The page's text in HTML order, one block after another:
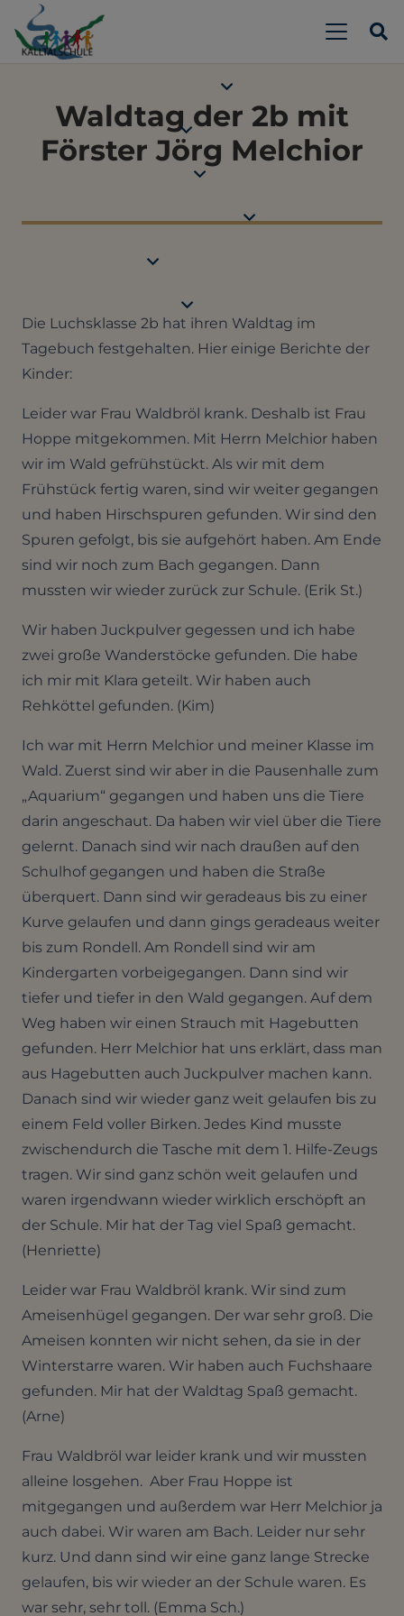
Waldtag der 2b mit
Förster Jörg Melchior
Die Luchsklasse 2b hat ihren Waldtag im
Tagebuch festgehalten. Hier einige Berichte der
Kinder:
Leider war Frau Waldbröl krank. Deshalb ist Frau
Hoppe mitgekommen. Mit Herrn Melchior haben
wir im Wald gefrühstückt. Als wir mit dem
Frühstück fertig waren, sind wir weiter gegangen
und haben Hirschspuren gefunden. Wir sind den
Spuren gefolgt, bis sie aufgehört haben. Am Ende
sind wir noch zum Bach gegangen. Dann
mussten wir wieder zurück zur Schule. (Erik St.)
Wir haben Juckpulver gegessen und ich habe
zwei große Wanderstöcke gefunden. Die habe
ich mir mit Klara geteilt. Wir haben auch
Rehköttel gefunden. (Kim)
Ich war mit Herrn Melchior und meiner Klasse im
Wald. Zuerst sind wir aber in die Pausenhalle zum
„Aquarium“ gegangen und haben uns die Tiere
darin angeschaut. Da haben wir viel über die Tiere
gelernt. Danach sind wir nach draußen auf den
Schulhof gegangen und haben die Straße
überquert. Dann sind wir geradeaus bis zu einer
Kurve gelaufen und dann gings geradeaus weiter
bis zum Rondell. Am Rondell sind wir am
Kindergarten vorbeigegangen. Dann sind wir
tiefer und tiefer in den Wald gegangen. Auf dem
Weg haben wir einen Strauch mit Hagebutten
gefunden. Herr Melchior hat uns erklärt, dass man
aus Hagebutten auch Juckpulver machen kann.
Danach sind wir wieder ganz weit gelaufen bis zu
einem Feld voller Birken. Jedes Kind musste
zwischendurch die Tasche mit dem 1. Hilfe-Zeugs
tragen. Wir sind ganz schön weit gelaufen und
waren irgendwann wieder wirklich erschöpft an
der Schule. Mir hat der Tag viel Spaß gemacht.
(Henriette)
Leider war Frau Waldbröl krank. Wir sind zum
Ameisenhügel gegangen. Der war sehr groß. Die
Ameisen konnten wir nicht sehen, da sie in der
Winterstarre waren. Wir haben auch Fuchshaare
gefunden. Mir hat der Waldtag Spaß gemacht.
(Arne)
Frau Waldbröl war leider krank und wir mussten
alleine losgehen. Aber Frau Hoppe ist
mitgegangen und außerdem war Herr Melchior ja
auch dabei. Wir waren am Bach. Leider nur sehr
kurz. Und dann sind wir eine ganz lange Strecke
gelaufen, bis wir wieder an der Schule waren. Es
war sehr, sehr toll. (Emma Sch.)